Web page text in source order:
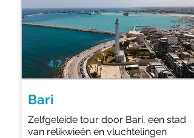
4.7
Bari
Zelfgeleide tour door Bari, een stad
van relikwieën en vluchtelingen